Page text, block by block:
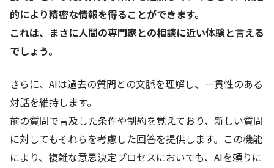
的により精密な情報を得ることができます。
これは、まさに人間の専門家との相談に近い体験と言える
でしょう。
さらに、AIは過去の質問との文脈を理解し、一貫性のある
対話を維持します。
前の質問で言及した条件や制約を覚えており、新しい質問
に対してもそれらを考慮した回答を提供します。この機能
により、複雑な意思決定プロセスにおいても、AIを頼りに